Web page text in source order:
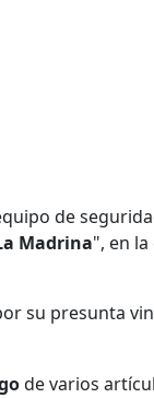
de
Madrina", en
su presunta
de varios